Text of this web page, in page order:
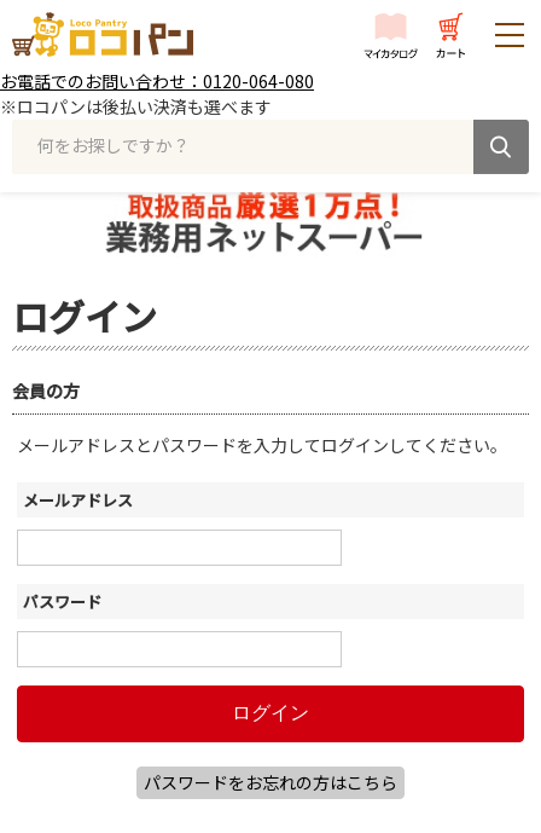
お電話でのお問い合わせ：0120-064-080
※ロコパンは後払い決済も選べます
何をお探しですか？
ログイン
会員の方
メールアドレスとパスワードを入力してログインしてください。
メールアドレス
パスワード
パスワードをお忘れの方はこちら